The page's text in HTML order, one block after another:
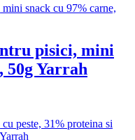
pisici, mini
50g Yarrah